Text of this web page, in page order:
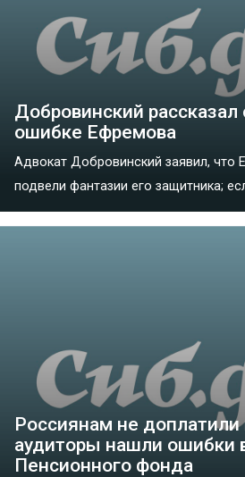
Добровинский рассказал
ошибке Ефремова
Адвокат Добровинский заявил,
подвели фантазии его защитника;
Россиянам не доплатили
аудиторы нашли ошибки
Пенсионного фонда